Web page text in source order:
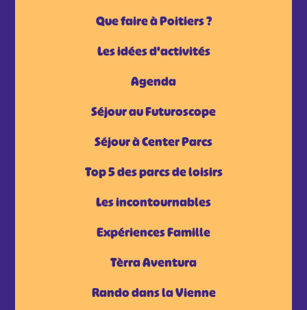
Que faire à Poitiers ?
Les idées d'activités
Agenda
Séjour au Futuroscope
Séjour à Center Parcs
Top 5 des parcs de loisirs
Les incontournables
Expériences Famille
Tèrra Aventura
Rando dans la Vienne